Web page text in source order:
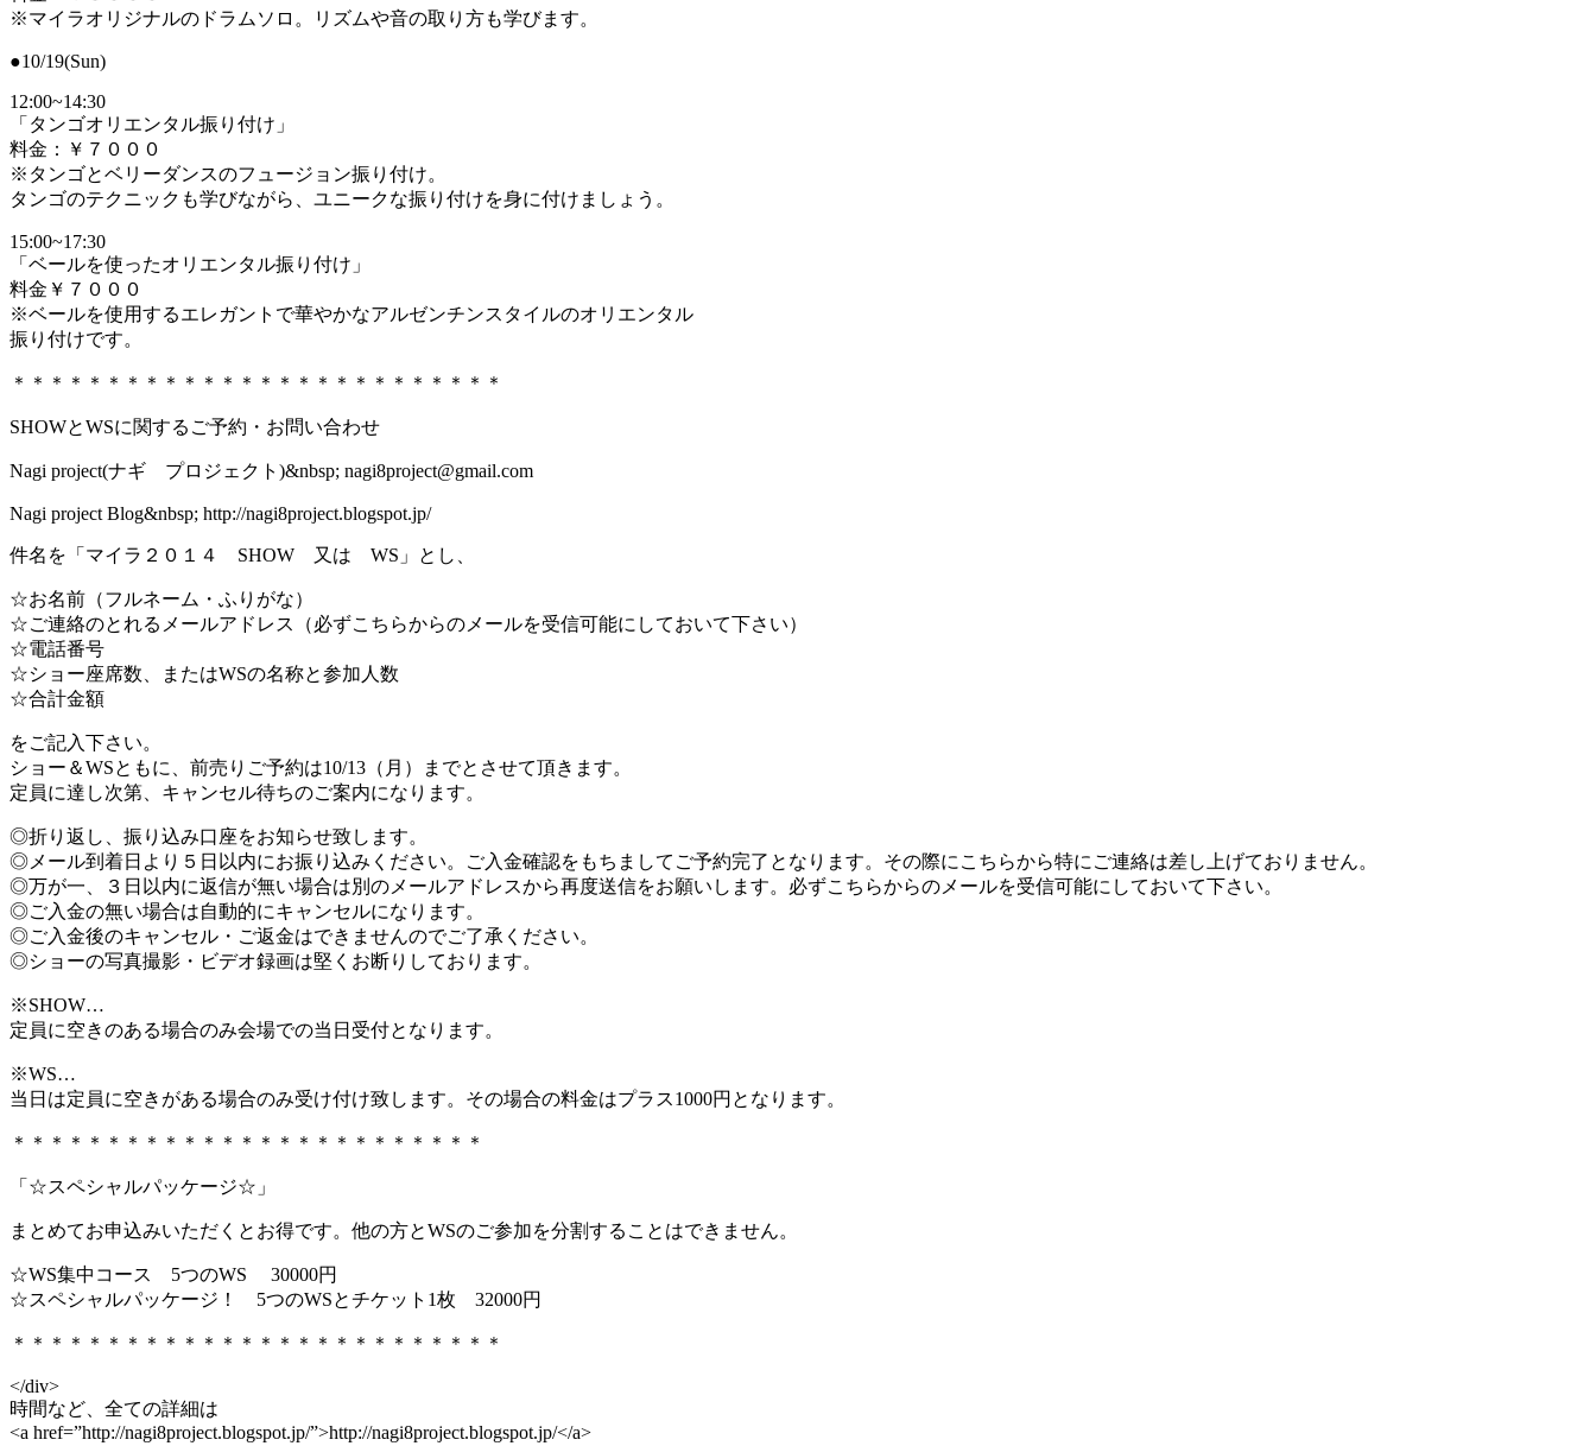
※マイラオリジナルのドラムソロ。リズムや音の取り方も学びます。
●10/19(Sun)
12:00~14:30
「タンゴオリエンタル振り付け」
料金：￥７０００
※タンゴとベリーダンスのフュージョン振り付け。
タンゴのテクニックも学びながら、ユニークな振り付けを身に付けましょう。
15:00~17:30
「ベールを使ったオリエンタル振り付け」
料金￥７０００
※ベールを使用するエレガントで華やかなアルゼンチンスタイルのオリエンタル
振り付けです。
＊＊＊＊＊＊＊＊＊＊＊＊＊＊＊＊＊＊＊＊＊＊＊＊＊＊
SHOWとWSに関するご予約・お問い合わせ
Nagi project(ナギ プロジェクト)&nbsp; nagi8project@gmail.com
Nagi project Blog&nbsp; http://nagi8project.blogspot.jp/
件名を「マイラ２０１４ SHOW 又は WS」とし、
☆お名前（フルネーム・ふりがな）
☆ご連絡のとれるメールアドレス（必ずこちらからのメールを受信可能にしておいて下さい）
☆電話番号
☆ショー座席数、またはWSの名称と参加人数
☆合計金額
をご記入下さい。
ショー＆WSともに、前売りご予約は10/13（月）までとさせて頂きます。
定員に達し次第、キャンセル待ちのご案内になります。
◎折り返し、振り込み口座をお知らせ致します。
◎メール到着日より５日以内にお振り込みください。ご入金確認をもちましてご予約完了となります。その際にこちらから特にご連絡は差し上げておりません。
◎万が一、３日以内に返信が無い場合は別のメールアドレスから再度送信をお願いします。必ずこちらからのメールを受信可能にしておいて下さい。
◎ご入金の無い場合は自動的にキャンセルになります。
◎ご入金後のキャンセル・ご返金はできませんのでご了承ください。
◎ショーの写真撮影・ビデオ録画は堅くお断りしております。
※SHOW…
定員に空きのある場合のみ会場での当日受付となります。
※WS…
当日は定員に空きがある場合のみ受け付け致します。その場合の料金はプラス1000円となります。
＊＊＊＊＊＊＊＊＊＊＊＊＊＊＊＊＊＊＊＊＊＊＊＊＊
「☆スペシャルパッケージ☆」
まとめてお申込みいただくとお得です。他の方とWSのご参加を分割することはできません。
☆WS集中コース 5つのWS 30000円
☆スペシャルパッケージ！ 5つのWSとチケット1枚 32000円
＊＊＊＊＊＊＊＊＊＊＊＊＊＊＊＊＊＊＊＊＊＊＊＊＊＊
</div>
時間など、全ての詳細は
<a href=”http://nagi8project.blogspot.jp/”>http://nagi8project.blogspot.jp/</a>